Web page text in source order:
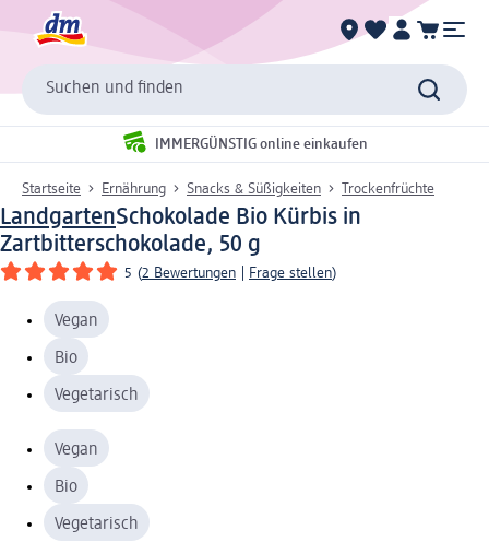
Suchen und finden
IMMERGÜNSTIG online einkaufen
Startseite Ernährung Snacks & Süßigkeiten Trockenfrüchte
LandgartenSchokolade Bio Kürbis in
Zartbitterschokolade, 50 g
5 (2 Bewertungen Frage stellen)
Vegan
Bio
Vegetarisch
Vegan
Bio
Vegetarisch